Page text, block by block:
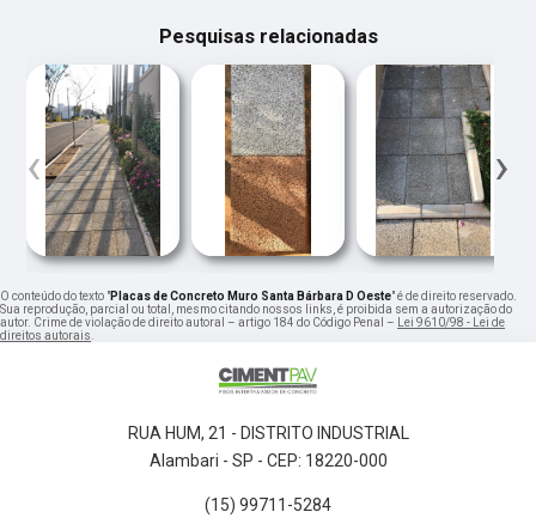
Pesquisas relacionadas
‹ ›
O conteúdo do texto "Placas de Concreto Muro Santa Bárbara D Oeste" é de direito reservado.
Sua reprodução, parcial ou total, mesmo citando nossos links, é proibida sem a autorização do
autor. Crime de violação de direito autoral – artigo 184 do Código Penal –
Lei 9610/98 - Lei de
direitos autorais
RUA HUM, 21 - DISTRITO INDUSTRIAL
Alambari - SP - CEP: 18220-000
(15) 99711-5284